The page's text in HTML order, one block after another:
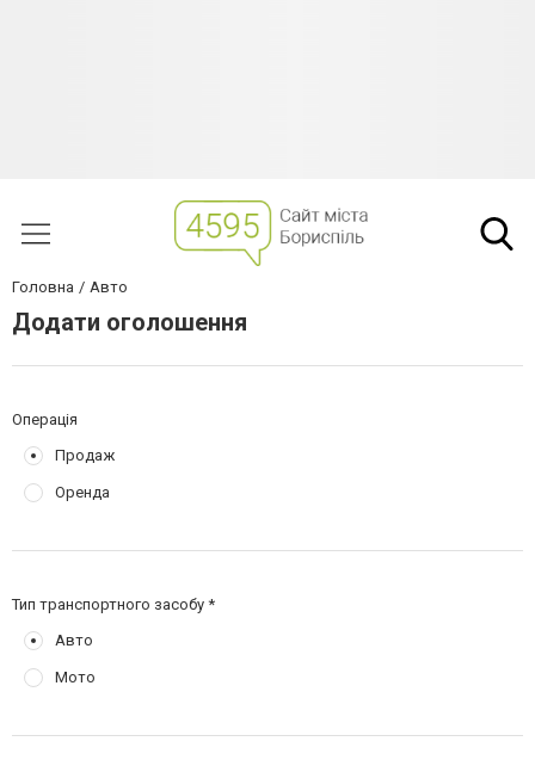
Головна Авто
Додати оголошення
Операція
Продаж
Оренда
Тип транспортного засобу
Авто
Мото